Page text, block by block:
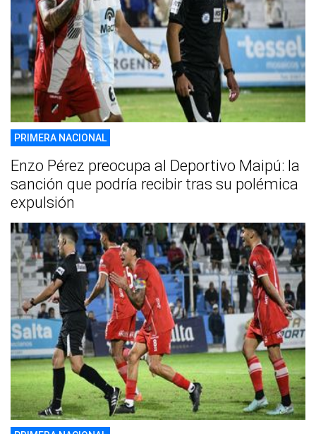
PRIMERA NACIONAL
Enzo Pérez preocupa al Deportivo Maipú: la
sanción que podría recibir tras su polémica
expulsión